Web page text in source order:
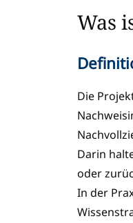
Was
Die
Darin
oder
In der